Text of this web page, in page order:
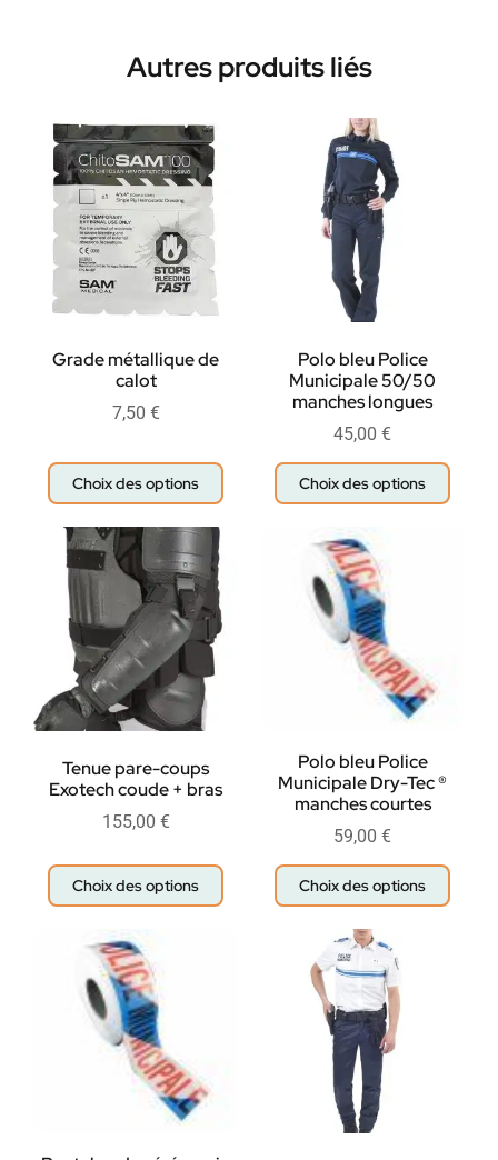
Autres produits liés
Grade métallique de
calot
7,50 €
Choix des options
Polo bleu Police
Municipale 50/50
manches longues
45,00 €
Choix des options
Tenue pare-coups
Exotech coude + bras
155,00 €
Choix des options
Polo bleu Police
Municipale Dry-Tec ®
manches courtes
59,00 €
Choix des options